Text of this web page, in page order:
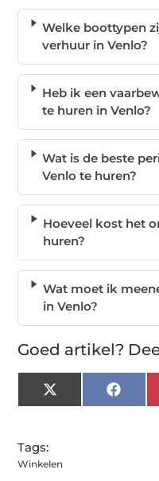
Welke boottypen
verhuur in Venlo?
Heb ik een
te huren in Venlo?
Wat is de beste
Venlo te huren?
Hoeveel kost het
huren?
Wat moet ik
in Venlo?
Goed artikel?
X
(Twitter)
Tags:
Winkelen